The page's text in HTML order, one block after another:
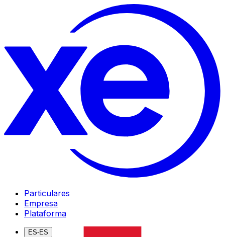
Particulares
Empresa
Plataforma
ES-ES